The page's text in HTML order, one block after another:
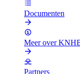
Documenten
Meer over
Partners